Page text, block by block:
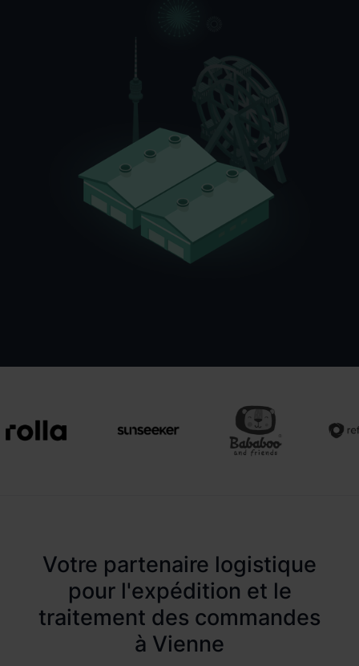
Votre partenaire logistique
pour l'expédition et le
traitement des commandes
à Vienne